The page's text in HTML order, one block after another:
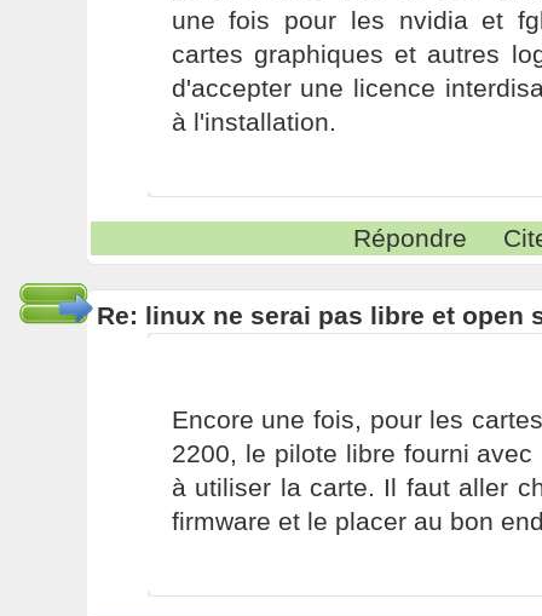
une fois pour les nvidia et
cartes graphiques et autres
d'accepter une licence
à l'installation.
Répondre
Re: linux ne serai pas libre et open
Encore une fois, pour les
2200, le pilote libre fourni
à utiliser la carte. Il faut aller
firmware et le placer au bon